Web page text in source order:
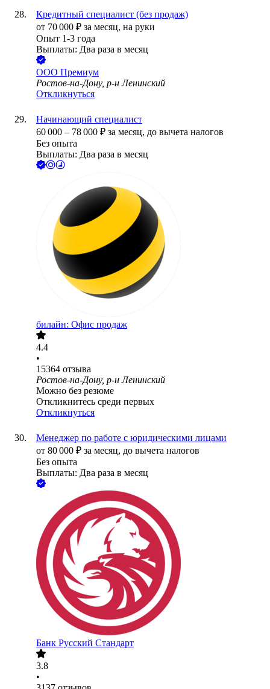
Кредитный специалист (без продаж)
от 70 000 ₽ за месяц, на руки
Опыт 1-3 года
Выплаты: Два раза в месяц
ООО Премиум
Ростов-на-Дону, р-н Ленинский
Откликнуться
Начинающий специалист
60 000 – 78 000 ₽ за месяц, до вычета налогов
Без опыта
Выплаты: Два раза в месяц
билайн: Офис продаж
4.4
•
15364 отзыва
Ростов-на-Дону, р-н Ленинский
Можно без резюме
Откликнитесь среди первых
Откликнуться
Менеджер по работе с юридическими лицами
от 80 000 ₽ за месяц, до вычета налогов
Без опыта
Выплаты: Два раза в месяц
Банк Русский Стандарт
3.8
•